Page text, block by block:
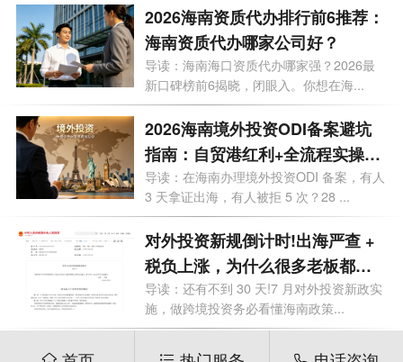
2026海南资质代办排行前6推荐：
海南资质代办哪家公司好？
导读：海南海口资质代办哪家强？2026最
新口碑榜前6揭晓，闭眼入。你想在海...
2026海南境外投资ODI备案避坑
指南：自贸港红利+全流程实操，
28个问题一次讲透
导读：在海南办理境外投资ODI 备案，有人
3 天拿证出海，有人被拒 5 次？28 ...
对外投资新规倒计时!出海严查 +
税负上涨，为什么很多老板都把
ODI备案落在海南？
导读：还有不到 30 天!7 月对外投资新政实
施，做跨境投资务必看懂海南政策...